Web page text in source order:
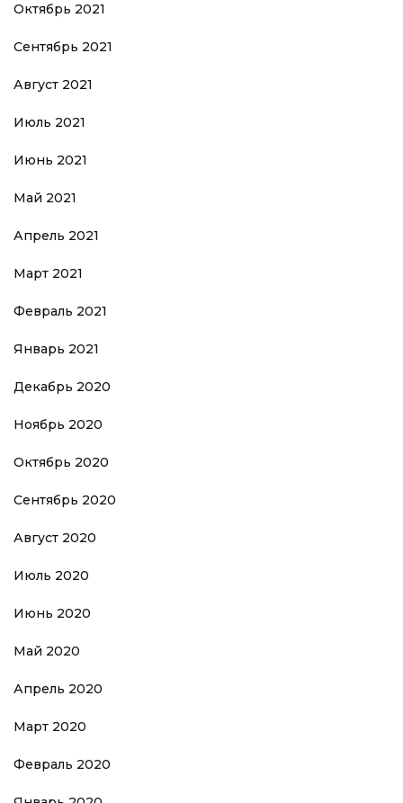
Октябрь 2021
Сентябрь 2021
Август 2021
Июль 2021
Июнь 2021
Май 2021
Апрель 2021
Март 2021
Февраль 2021
Январь 2021
Декабрь 2020
Ноябрь 2020
Октябрь 2020
Сентябрь 2020
Август 2020
Июль 2020
Июнь 2020
Май 2020
Апрель 2020
Март 2020
Февраль 2020